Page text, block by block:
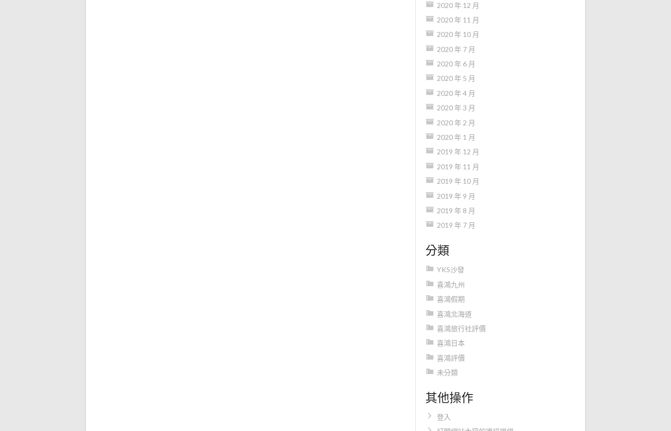
2020 年 12 月
2020 年 11 月
2020 年 10 月
2020 年 7 月
2020 年 6 月
2020 年 5 月
2020 年 4 月
2020 年 3 月
2020 年 2 月
2020 年 1 月
2019 年 12 月
2019 年 11 月
2019 年 10 月
2019 年 9 月
2019 年 8 月
2019 年 7 月
分類
YKS沙發
喜鴻九州
喜鴻假期
喜鴻北海道
喜鴻旅行社評價
喜鴻日本
喜鴻評價
未分類
其他操作
登入